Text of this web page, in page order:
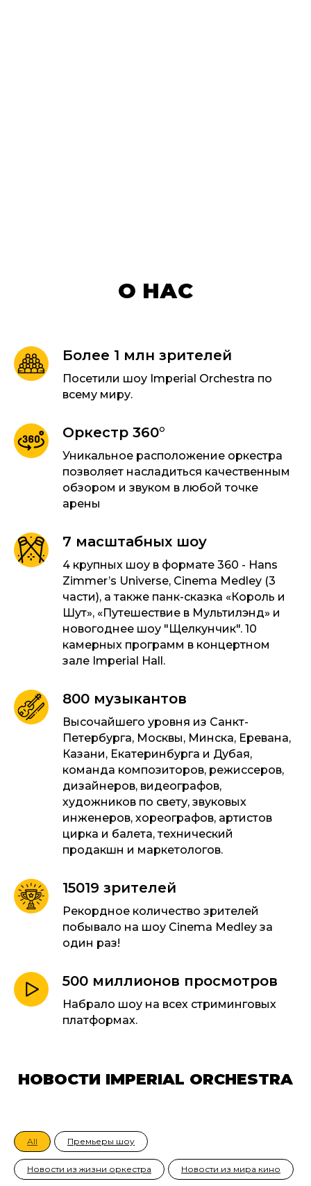
О НАС
Более 1 млн зрителей
Посетили шоу Imperial Orchestra по
всему миру.
Оркестр 360°
Уникальное расположение оркестра
позволяет насладиться качественным
обзором и звуком в любой точке
арены
7 масштабных шоу
4 крупных шоу в формате 360 - Hans
Zimmer’s Universe, Cinema Medley (3
части), а также панк-сказка «Король и
Шут», «Путешествие в Мультилэнд» и
новогоднее шоу "Щелкунчик". 10
камерных программ в концертном
зале Imperial Hall.
800 музыкантов
Высочайшего уровня из Санкт-
Петербурга, Москвы, Минска, Еревана,
Казани, Екатеринбурга и Дубая,
команда композиторов, режиссеров,
дизайнеров, видеографов,
художников по свету, звуковых
инженеров, хореографов, артистов
цирка и балета, технический
продакшн и маркетологов.
15019 зрителей
Рекордное количество зрителей
побывало на шоу Cinema Medley за
один раз!
500 миллионов просмотров
Набрало шоу на всех стриминговых
платформах.
НОВОСТИ IMPERIAL ORCHESTRA
All Премьеры шоу
Новости из жизни оркестра Новости из мира кино